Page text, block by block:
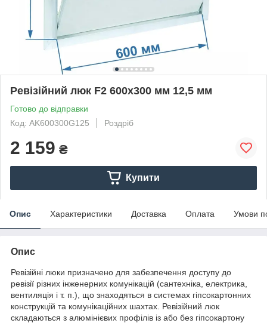
Ревізійний люк F2 600x300 мм 12,5 мм
Готово до відправки
Код: AK600300G125
Роздріб
2 159 ₴
Купити
Опис Характеристики Доставка Оплата Умови
Опис
Ревізійні люки призначено для забезпечення доступу до
ревізії різних інженерних комунікацій (сантехніка, електрика,
вентиляція і т. п.), що знаходяться в системах гіпсокартонних
конструкцій та комунікаційних шахтах. Ревізійний люк
складаються з алюмінієвих профілів із або без гіпсокартону